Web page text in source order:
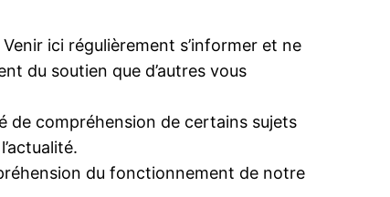
ici régulièrement s’informer et ne
du soutien que d’autres vous
de compréhension de certains sujets
du fonctionnement de notre